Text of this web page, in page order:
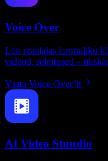
Voice Over
Loo reaalajas loomuliku
videod, selgitused –
Vaata Voice Over’it
AI Video Stuudio